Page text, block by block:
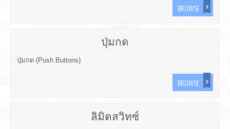
BROWSE
ปุ่มกด
ปุ่มกด (Push Buttons)
BROWSE
ลิมิตสวิทซ์